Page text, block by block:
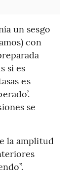
un sesgo
con
si es
es
se
la amplitud